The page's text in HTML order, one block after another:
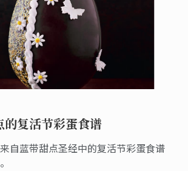
的复活节彩蛋食谱
自蓝带甜点圣经中的复活节彩蛋食谱